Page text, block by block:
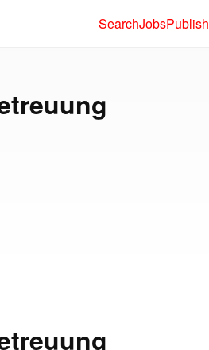
SearchJobsPublish